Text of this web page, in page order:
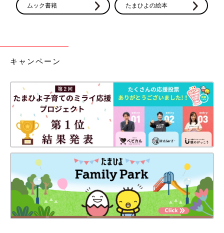
蒼斗くんの治療を最優先するため、大阪に引っ越す
「慣れ親しんだ愛知から大阪へ引っ越し。新しいおうちは病院のすぐ近くに決めま
した」（ママ・亜沙美さん）
阪大病院へ通うことになった蒼斗くん。受診や手術、入院のたび
ムック書籍 たまひよの絵本
キャンペーン